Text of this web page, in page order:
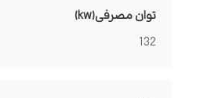
توان مصرفی(kw)
132